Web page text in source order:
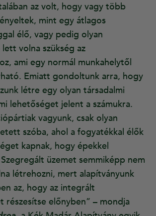
az volt, hogy vagy több
mint egy átlagos
élő, vagy pedig olyan
volna szükség az
ami egy normál munkahelytől
Emiatt gondoltunk arra, hogy
létre egy olyan társadalmi
lehetőséget jelent a számukra.
vagyunk, csak olyan
szóba, ahol a fogyatékkal élők
kapnak, hogy épekkel
üzemet semmiképp nem
létrehozni, mert alapítványunk
az, hogy az integrált
részesítse előnyben” – mondja